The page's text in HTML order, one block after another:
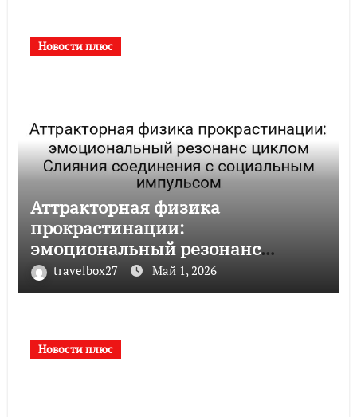
Новости плюс
Аттракторная физика
прокрастинации:
эмоциональный резонанс
циклом Слияния соединения с
социальным импульсом
travelbox27_ Май 1, 2026
Новости плюс